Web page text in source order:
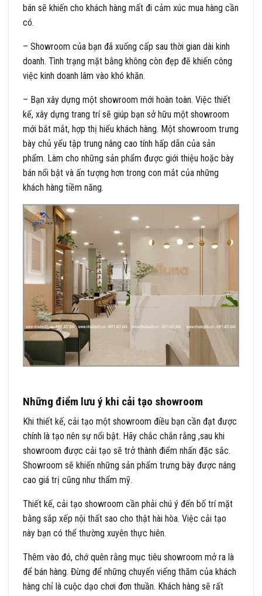
bán sẽ khiến cho khách hàng mất đi cảm xúc mua hàng cần
có.
– Showroom của bạn đã xuống cấp sau thời gian dài kinh
doanh. Tình trạng mặt bằng không còn đẹp đẽ khiến công
việc kinh doanh lâm vào khó khăn.
– Bạn xây dựng một showroom mới hoàn toàn. Việc thiết
kế, xây dựng trang trí sẽ giúp bạn sở hữu một showroom
mới bắt mắt, hợp thị hiếu khách hàng. Một showroom trưng
bày chủ yếu tập trung nâng cao tính hấp dẫn của sản
phẩm. Làm cho những sản phẩm được giới thiệu hoặc bày
bán nổi bật và ấn tượng hơn trong con mắt của những
khách hàng tiềm năng.
Những điểm lưu ý khi cải tạo showroom
Khi thiết kế, cải tạo một showroom điều bạn cần đạt được
chính là tạo nên sự nổi bật. Hãy chắc chắn rằng ,sau khi
showroom được cải tạo sẽ trở thành điểm nhấn đặc sắc.
Showroom sẽ khiến những sản phẩm trưng bày được nâng
cao giá trị cũng như thẩm mỹ.
Thiết kế, cải tạo showroom cần phải chú ý đến bố trí mặt
bằng sắp xếp nội thất sao cho thật hài hòa. Việc cải tạo
này bạn có thể thường xuyên thực hiên.
Thêm vào đó, chớ quên rằng mục tiêu showroom mở ra là
để bán hàng. Đừng để những chuyến viếng thăm của khách
hàng chỉ là cuộc dạo chơi đơn thuần. Khách hàng sẽ rất